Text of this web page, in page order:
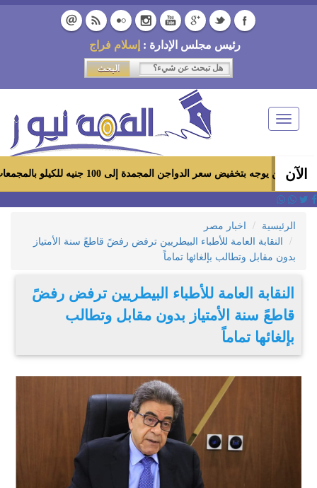
رئيس مجلس الإدارة : إسلام فراج
Toggle
navigation
الآن
سعر الدواجن المجمدة إلى 100 جنيه للكيلو بالمجمعات الاستهلاكية ومعارض «أهلاً رمضان»
الرئيسية
اخبار مصر
النقابة العامة للأطباء البيطريين ترفض رفضً قاطعً سنة الأمتياز
بدون مقابل وتطالب بإلغائها تماماً
النقابة العامة للأطباء البيطريين ترفض رفضً
قاطعً سنة الأمتياز بدون مقابل وتطالب
بإلغائها تماماً